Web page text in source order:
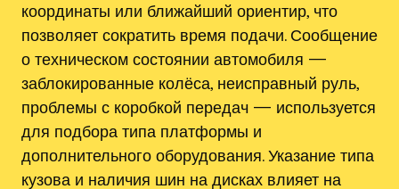
координаты или ближайший ориентир, что
позволяет сократить время подачи. Сообщение
о техническом состоянии автомобиля —
заблокированные колёса, неисправный руль,
проблемы с коробкой передач — используется
для подбора типа платформы и
дополнительного оборудования. Указание типа
кузова и наличия шин на дисках влияет на